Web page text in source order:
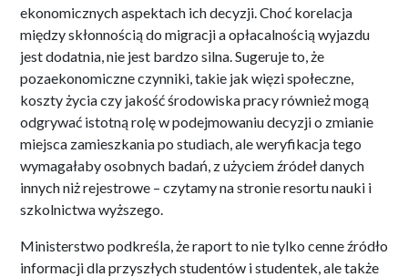
ekonomicznych aspektach ich decyzji. Choć korelacja
między skłonnością do migracji a opłacalnością wyjazdu
jest dodatnia, nie jest bardzo silna. Sugeruje to, że
pozaekonomiczne czynniki, takie jak więzi społeczne,
koszty życia czy jakość środowiska pracy również mogą
odgrywać istotną rolę w podejmowaniu decyzji o zmianie
miejsca zamieszkania po studiach, ale weryfikacja tego
wymagałaby osobnych badań, z użyciem źródeł danych
innych niż rejestrowe – czytamy na stronie resortu nauki i
szkolnictwa wyższego.
Ministerstwo podkreśla, że raport to nie tylko cenne źródło
informacji dla przyszłych studentów i studentek, ale także